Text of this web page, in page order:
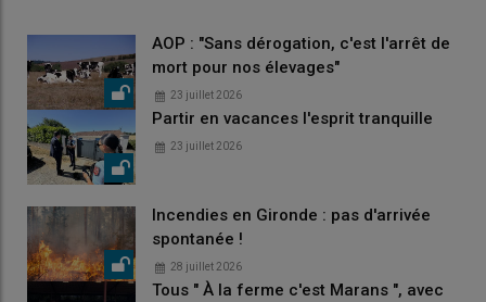
AOP : "Sans dérogation, c'est l'arrêt de
mort pour nos élevages"
23 juillet 2026
Partir en vacances l'esprit tranquille
23 juillet 2026
Incendies en Gironde : pas d'arrivée
spontanée !
28 juillet 2026
Tous " À la ferme c'est Marans ", avec